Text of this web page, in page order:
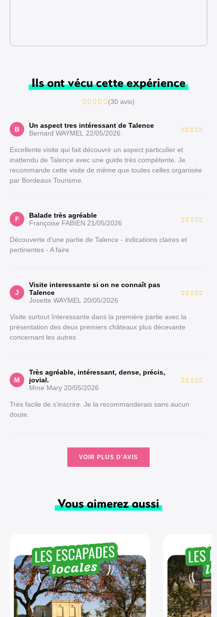
Ils ont vécu cette expérience
(30 avis)
B
Un aspect tres intéressant de Talence
Bernard WAYMEL
22/05/2026
Excellente visite qui fait découvrir un aspect particulier et
inattendu de Talence avec une guide très compétente. Je
recommande cette visite de même que toutes celles organisée
par Bordeaux Tourisme.
F
Balade très agréable
Françoise FABIEN 21/05/2026
Découverte d'une partie de Talence - indications claires et
pertinentes - A faire
J
Visite interessante si on ne connaît pas
Talence
Josette WAYMEL
20/05/2026
Visite surtout înteressante dans la première partie avec la
présentation des deux premiers châteaux plus décevante
concernant les autres
M
Très agréable, intéressant, dense, précis,
jovial.
Mme Mary 20/05/2026
Très facile de s'inscrire. Je la recommanderais sans aucun
doute.
VOIR PLUS D'AVIS
Vous aimerez aussi